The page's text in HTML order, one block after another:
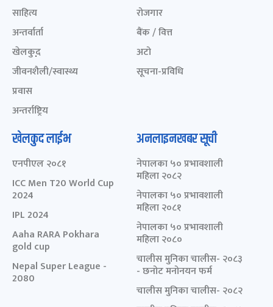
साहित्य
अन्तर्वार्ता
खेलकुद़़
जीवनशैली/स्वास्थ्य
प्रवास
अन्तर्राष्ट्रिय
रोजगार
बैंक / वित्त
अटो
सूचना-प्रविधि
खेलकुद लाईभ
एनपीएल २०८१
ICC Men T20 World Cup
2024
IPL 2024
Aaha RARA Pokhara
gold cup
Nepal Super League -
2080
अनलाइनखबर सूची
नेपालका ५० प्रभावशाली
महिला २०८२
नेपालका ५० प्रभावशाली
महिला २०८१
नेपालका ५० प्रभावशाली
महिला २०८०
चालीस मुनिका चालीस- २०८३
- छनोट मनोनयन फर्म
चालीस मुनिका चालीस- २०८२